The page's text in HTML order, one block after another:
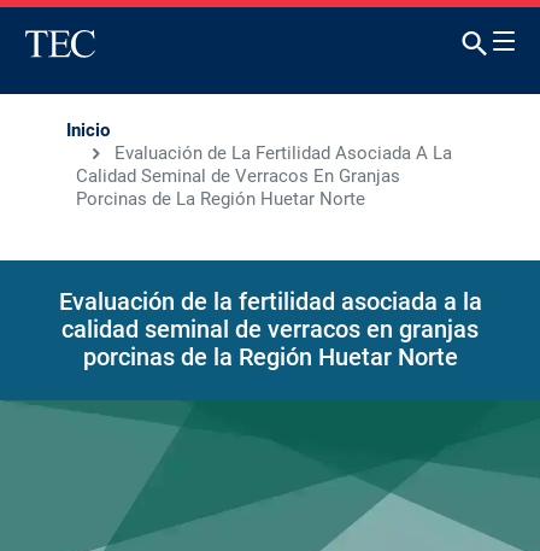
Inicio
Evaluación de La Fertilidad Asociada A La
Calidad Seminal de Verracos En Granjas
Porcinas de La Región Huetar Norte
Evaluación de la fertilidad asociada a la
calidad seminal de verracos en granjas
porcinas de la Región Huetar Norte